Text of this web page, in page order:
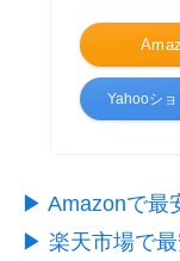
Yahooシ
▶︎ Amazonで最
▶︎ 楽天市場で